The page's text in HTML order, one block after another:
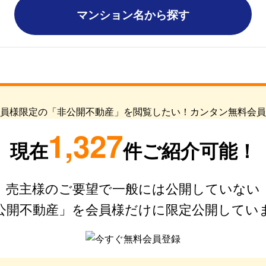
マンション名から探す
現在1,327件ご紹介可能！
売主様のご要望で一般には公開していない
開不動産」を会員様だけに限定公開してい